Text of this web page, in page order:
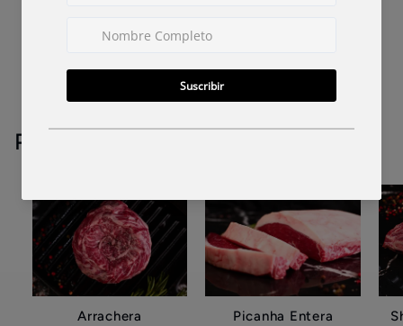
PRODUCTOS SIMILARES
Arrachera Picanha Entera